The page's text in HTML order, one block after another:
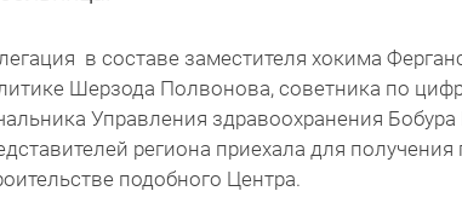
в составе заместителя хокима
Шерзода Полвонова, советника по
Управления здравоохранения
региона приехала для
подобного Центра.